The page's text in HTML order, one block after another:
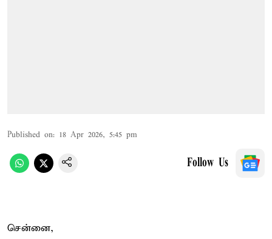
Published on: 18 Apr 2026, 5:45 pm
Follow Us
சென்னை,